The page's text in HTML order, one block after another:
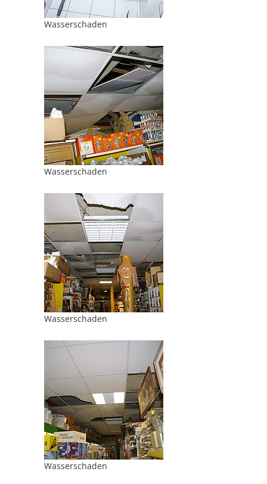
Wasserschaden
Wasserschaden
Wasserschaden
Wasserschaden